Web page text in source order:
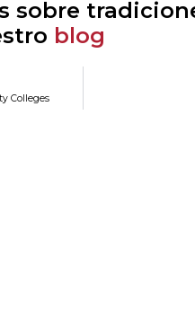
sobre
blog
Colleges